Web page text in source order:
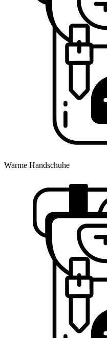
Warme Handschuhe